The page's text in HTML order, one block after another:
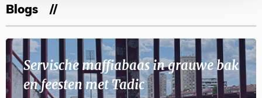
Blogs
Servische maffiabaas in grauwe bak
en feesten met Tadic